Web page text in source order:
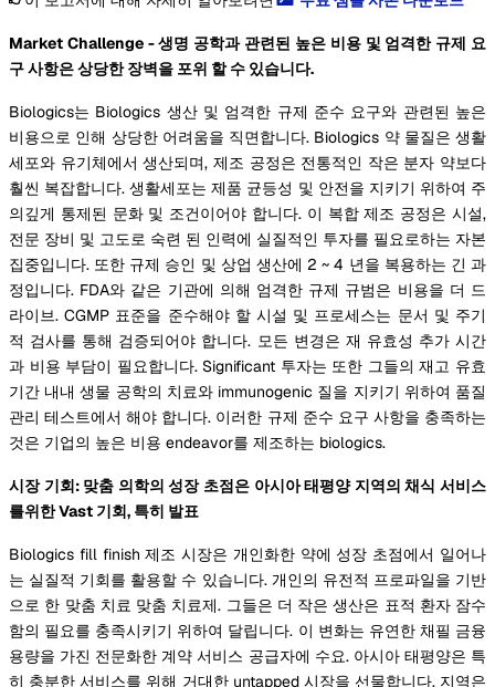
Market Challenge - 생명 공학과 관련된 높은 비용 및 엄격한 규제 요
구 사항은 상당한 장벽을 포위 할 수 있습니다.
Biologics는 Biologics 생산 및 엄격한 규제 준수 요구와 관련된 높은
비용으로 인해 상당한 어려움을 직면합니다. Biologics 약 물질은 생활
세포와 유기체에서 생산되며, 제조 공정은 전통적인 작은 분자 약보다
훨씬 복잡합니다. 생활세포는 제품 균등성 및 안전을 지키기 위하여 주
의깊게 통제된 문화 및 조건이어야 합니다. 이 복합 제조 공정은 시설,
전문 장비 및 고도로 숙련 된 인력에 실질적인 투자를 필요로하는 자본
집중입니다. 또한 규제 승인 및 상업 생산에 2 ~ 4 년을 복용하는 긴 과
정입니다. FDA와 같은 기관에 의해 엄격한 규제 규범은 비용을 더 드
라이브. CGMP 표준을 준수해야 할 시설 및 프로세스는 문서 및 주기
적 검사를 통해 검증되어야 합니다. 모든 변경은 재 유효성 추가 시간
과 비용 부담이 필요합니다. Significant 투자는 또한 그들의 재고 유효
기간 내내 생물 공학의 치료와 immunogenic 질을 지키기 위하여 품질
관리 테스트에서 해야 합니다. 이러한 규제 준수 요구 사항을 충족하는
것은 기업의 높은 비용 endeavor를 제조하는 biologics.
시장 기회: 맞춤 의학의 성장 초점은 아시아 태평양 지역의 채식 서비스
를위한 Vast 기회, 특히 발표
Biologics fill finish 제조 시장은 개인화한 약에 성장 초점에서 일어나
는 실질적 기회를 활용할 수 있습니다. 개인의 유전적 프로파일을 기반
으로 한 맞춤 치료 맞춤 치료제. 그들은 더 작은 생산은 표적 환자 잠수
함의 필요를 충족시키기 위하여 달립니다. 이 변화는 유연한 채필 금융
용량을 가진 전문화한 계약 서비스 공급자에 수요. 아시아 태평양은 특
히 충분한 서비스를 위해 거대한 untapped 시장을 선물합니다. 지역은